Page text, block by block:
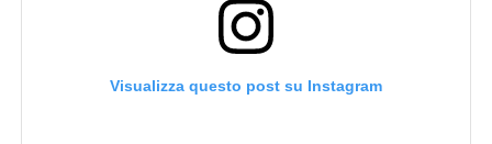
Visualizza questo post su Instagram